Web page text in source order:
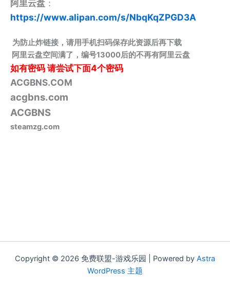
阿里云盘 ：
https://www.alipan.com/s/NbqKqZPGD3A
为防止炸链接，请用手机扫码保存此资源后再下载
阿里云盘空间满了，编号13000后的不再有阿里云盘
如有密码请尝试下面4个密码
ACGBNS.COM
acgbns.com
ACGBNS
steamzg.com
Copyright © 2026 免费联盟-游戏乐园 | Powered by Astra
WordPress 主题